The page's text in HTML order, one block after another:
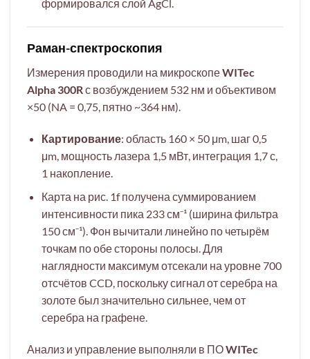
формировался слой AgCl.
Раман-спектроскопия
Измерения проводили на микроскопеWITec
Alpha 300Rс возбуждением 532 нм и объективом
×50 (NA = 0,75, пятно ~364 нм).
Картирование: область 160 × 50 μm, шаг 0,5
μm, мощность лазера 1,5 мВт, интеграция 1,7 с,
1 накопление.
Карта на рис. 1f получена суммированием
интенсивности пика 233 см⁻¹ (ширина фильтра
150 см⁻¹). Фон вычитали линейно по четырём
точкам по обе стороны полосы. Для
наглядности максимум отсекали на уровне 700
отсчётов CCD, поскольку сигнал от серебра на
золоте был значительно сильнее, чем от
серебра на графене.
Анализ и управление выполняли в ПОWITec